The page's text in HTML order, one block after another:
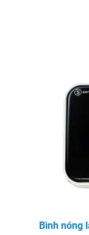
Bình nóng